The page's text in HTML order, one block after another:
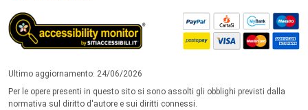
Ultimo aggiornamento: 24/06/2026
Per le opere presenti in questo sito si sono assolti gli obblighi previsti dalla
normativa sul diritto d'autore e sui diritti connessi.